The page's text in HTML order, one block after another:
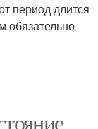
период длится
обязательно